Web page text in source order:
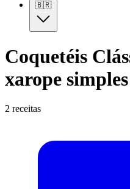
🇧🇷
Coquetéis
xarope
2 receitas